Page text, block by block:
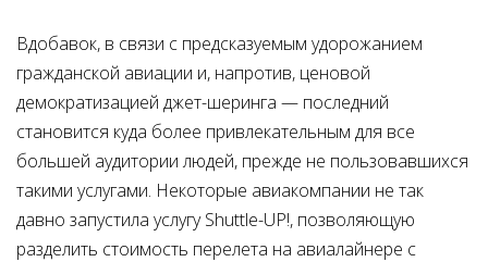
Вдобавок, в связи с предсказуемым удорожанием
гражданской авиации и, напротив, ценовой
демократизацией джет-шеринга — последний
становится куда более привлекательным для все
большей аудитории людей, прежде не пользовавшихся
такими услугами. Некоторые авиакомпании не так
давно запустила услугу Shuttle-UP!, позволяющую
разделить стоимость перелета на авиалайнере с